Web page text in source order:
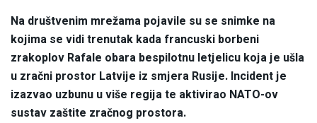
Na društvenim mrežama pojavile su se snimke na
kojima se vidi trenutak kada francuski borbeni
zrakoplov Rafale obara bespilotnu letjelicu koja je ušla
u zračni prostor Latvije iz smjera Rusije. Incident je
izazvao uzbunu u više regija te aktivirao NATO-ov
sustav zaštite zračnog prostora.